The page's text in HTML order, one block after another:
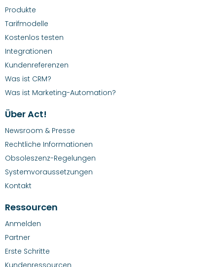
Produkte
Tarifmodelle
Kostenlos testen
Integrationen
Kundenreferenzen
Was ist CRM?
Was ist Marketing-Automation?
Über Act!
Newsroom & Presse
Rechtliche Informationen
Obsoleszenz-Regelungen
Systemvoraussetzungen
Kontakt
Ressourcen
Anmelden
Partner
Erste Schritte
Kundenressourcen